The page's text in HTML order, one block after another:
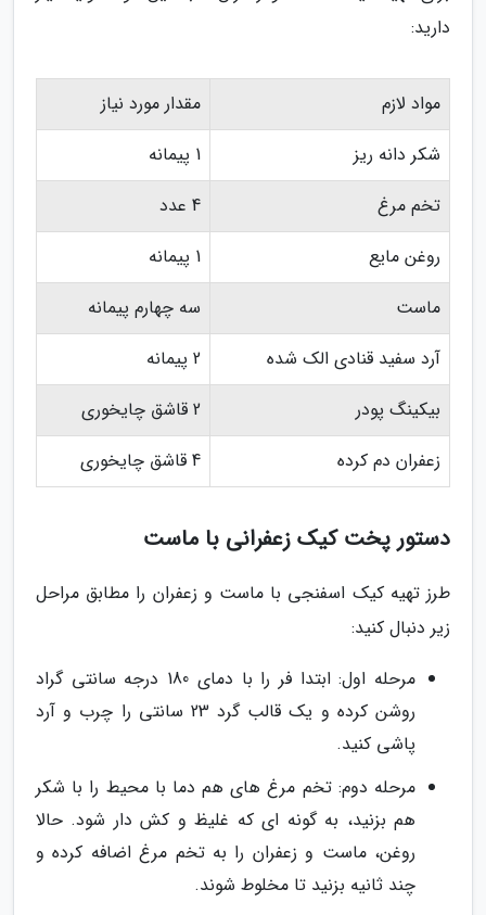
دارید:
مواد لازم
مقدار مورد نیاز
شکر دانه ریز
1 پیمانه
تخم مرغ
4 عدد
روغن مایع
1 پیمانه
ماست
سه چهارم پیمانه
آرد سفید قنادی الک شده
2 پیمانه
بیکینگ پودر
2 قاشق چایخوری
زعفران دم کرده
4 قاشق چایخوری
دستور پخت کیک زعفرانی با ماست
طرز تهیه کیک اسفنجی با ماست و زعفران را مطابق مراحل
زیر دنبال کنید:
مرحله اول: ابتدا فر را با دمای 180 درجه سانتی گراد
روشن کرده و یک قالب گرد 23 سانتی را چرب و آرد
پاشی کنید.
مرحله دوم: تخم مرغ های هم دما با محیط را با شکر
هم بزنید، به گونه ای که غلیظ و کش دار شود. حالا
روغن، ماست و زعفران را به تخم مرغ اضافه کرده و
چند ثانیه بزنید تا مخلوط شوند.